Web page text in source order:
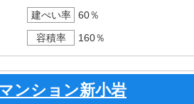
建ぺい率
60％
容積率
160％
ンション新小岩